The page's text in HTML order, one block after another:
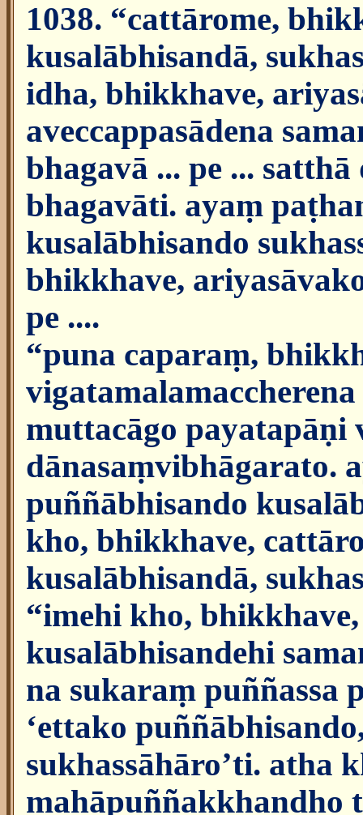
1038. “cattārome,
kusalābhisandā,
idha, bhikkhave,
aveccappasādena
bhagavā ... pe ...
bhagavāti. ayaṃ
kusalābhisando
bhikkhave,
pe ....
“puna caparaṃ,
muttacāgo payatapāṇi
dānasaṃvibhāgarato.
puññābhisando
kho, bhikkhave,
kusalābhisandā,
“imehi kho,
kusalābhisandehi
na sukaraṃ puññassa
‘ettako
sukhassāhāro’ti. atha
mahāpuññakkhandho